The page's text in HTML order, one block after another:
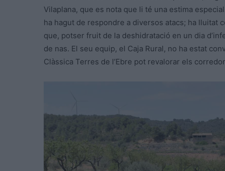
Vilaplana, que es nota que li té una estima
ha hagut de respondre a diversos atacs; ha lluitat
que, potser fruit de la deshidratació en un dia
de nas. El seu equip, el Caja Rural, no ha estat
Clàssica Terres de l’Ebre pot revalorar els